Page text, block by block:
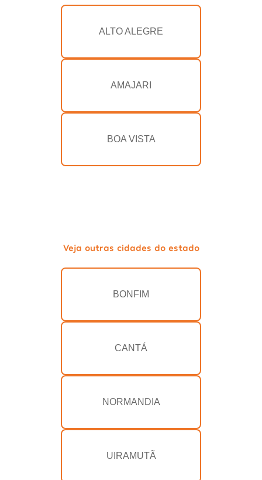
ALTO ALEGRE
AMAJARI
BOA VISTA
Veja outras cidades do estado
BONFIM
CANTÁ
NORMANDIA
UIRAMUTÃ